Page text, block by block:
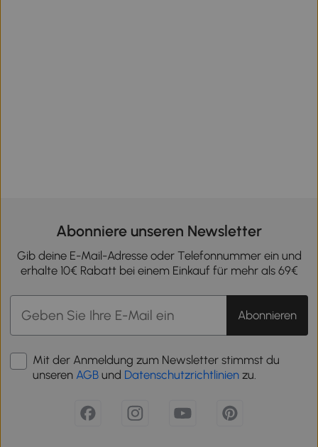
Abonniere unseren Newsletter
Gib deine E-Mail-Adresse oder Telefonnummer ein und
erhalte 10€ Rabatt bei einem Einkauf für mehr als 69€
Abonnieren
Mit der Anmeldung zum Newsletter stimmst du
unseren AGB und Datenschutzrichtlinien zu.